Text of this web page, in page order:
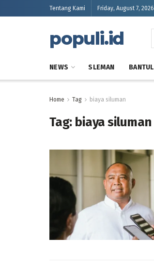
Tentang Kami Friday, August 7, 2026
populi.id
NEWS SLEMAN BANTUL
Home Tag biaya siluman
Tag: biaya siluman